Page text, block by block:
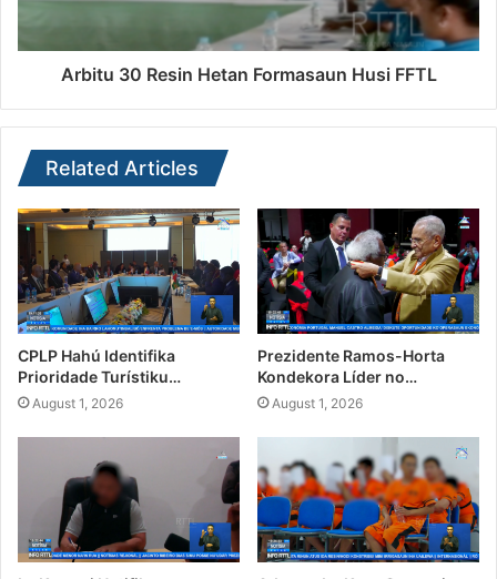
Arbitu 30 Resin Hetan Formasaun Husi FFTL
Related Articles
CPLP Hahú Identifika
Prioridade Turístiku…
August 1, 2026
Prezidente Ramos-Horta
Kondekora Líder no…
August 1, 2026